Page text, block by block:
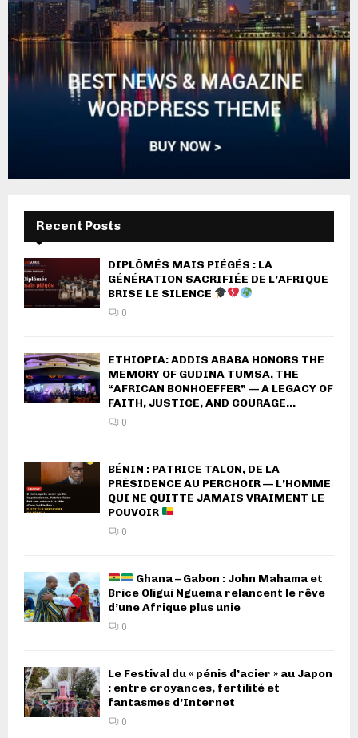
Recent Posts
DIPLÔMÉS MAIS PIÉGÉS : LA
GÉNÉRATION SACRIFIÉE DE L’AFRIQUE
BRISE LE SILENCE
0
ETHIOPIA: ADDIS ABABA HONORS THE
MEMORY OF GUDINA TUMSA, THE
“AFRICAN BONHOEFFER” — A LEGACY OF
FAITH, JUSTICE, AND COURAGE...
0
BÉNIN : PATRICE TALON, DE LA
PRÉSIDENCE AU PERCHOIR — L’HOMME
QUI NE QUITTE JAMAIS VRAIMENT LE
POUVOIR
0
Ghana – Gabon : John Mahama et
Brice Oligui Nguema relancent le rêve
d’une Afrique plus unie
0
Le Festival du « pénis d’acier » au Japon
: entre croyances, fertilité et
fantasmes d’Internet
0